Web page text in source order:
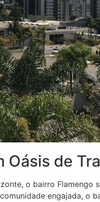
Oásis de
o bairro
engajada, o